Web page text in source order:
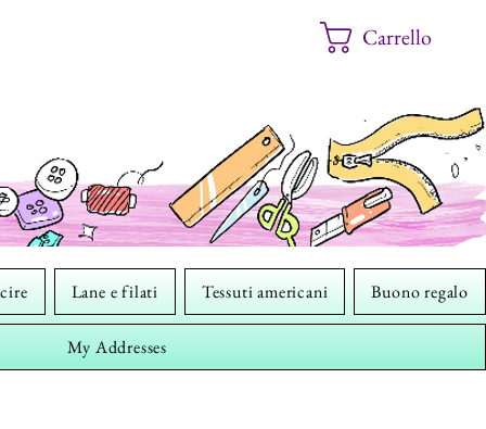
Carrello
Lane e filati Tessuti americani Buono regalo
My Addresses